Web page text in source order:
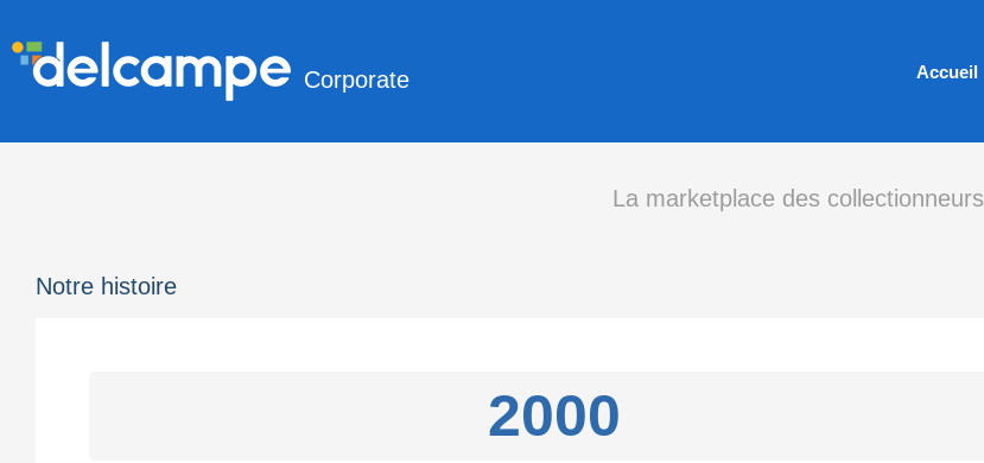
Corporate Accueil
La marketplace des collectionneurs
Notre histoire
2000